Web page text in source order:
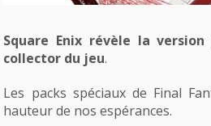
Square Enix révèle la
collector du jeu.
Les packs spéciaux de Final
hauteur de nos espérances.